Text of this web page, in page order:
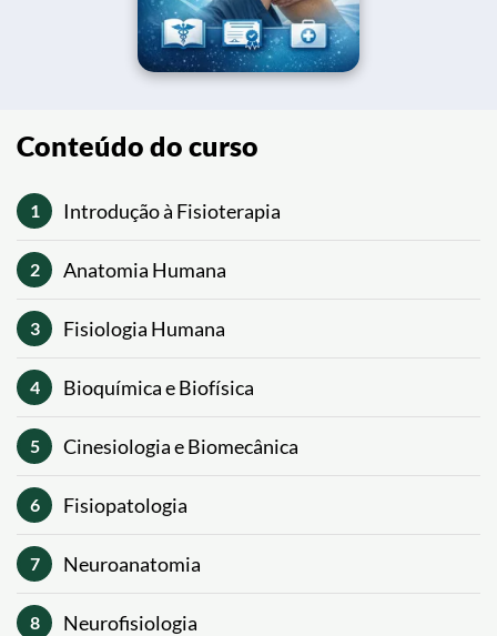
Conteúdo do curso
1 Introdução à Fisioterapia
2 Anatomia Humana
3 Fisiologia Humana
4 Bioquímica e Biofísica
5 Cinesiologia e Biomecânica
6 Fisiopatologia
7 Neuroanatomia
8 Neurofisiologia